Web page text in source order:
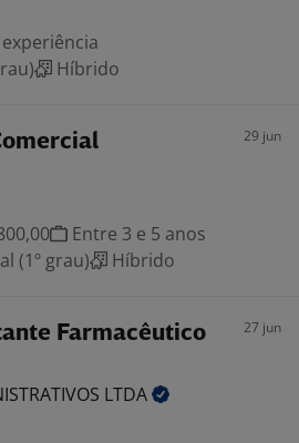
Híbrido
29 jun
Entre 3 e 5 anos
(1º grau)
Híbrido
Farmacêutico
27 jun
LTDA